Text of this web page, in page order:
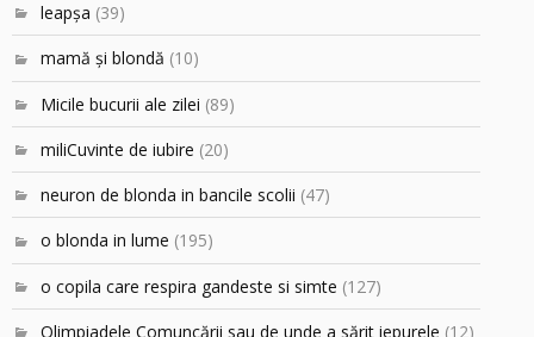
leapşa (39)
mamă şi blondă (10)
Micile bucurii ale zilei (89)
miliCuvinte de iubire (20)
neuron de blonda in bancile scolii (47)
o blonda in lume (195)
o copila care respira gandeste si simte (127)
Olimpiadele Comuncării sau de unde a sărit iepurele (12)